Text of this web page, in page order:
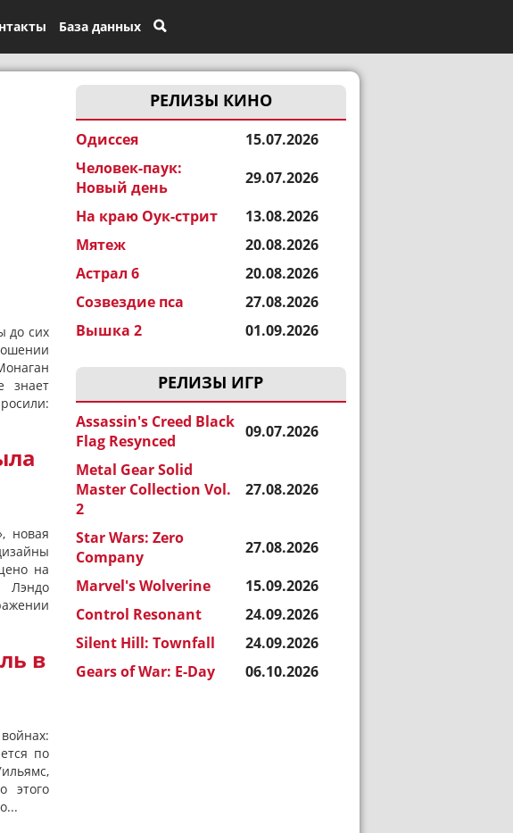
База данных
РЕЛИЗЫ КИНО
Одиссея
15.07.2026
Человек-паук:
Новый день
29.07.2026
На краю Оук-стрит
13.08.2026
Мятеж
20.08.2026
Астрал 6
20.08.2026
Созвездие пса
27.08.2026
Вышка 2
01.09.2026
РЕЛИЗЫ ИГР
Assassin's Creed Black
Flag Resynced
09.07.2026
Metal Gear Solid
Master Collection Vol.
2
27.08.2026
Star Wars: Zero
Company
27.08.2026
Marvel's Wolverine
15.09.2026
Control Resonant
24.09.2026
Silent Hill: Townfall
24.09.2026
Gears of War: E-Day
06.10.2026
до сих
знает
новая
на
Лэндо
в
по
этого